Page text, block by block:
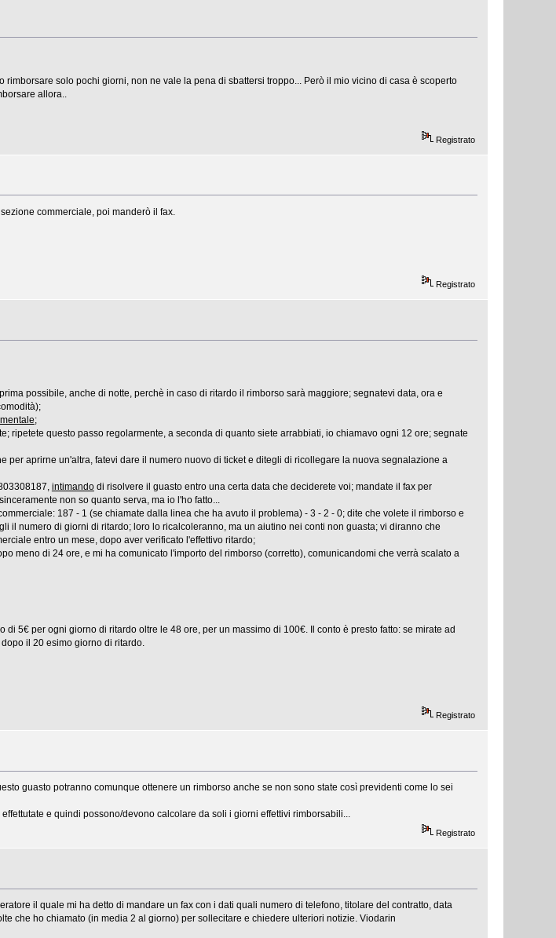
solo pochi giorni, non ne vale la pena di sbattersi troppo... Però il mio vicino di casa è scoperto
allora..
Registrato
commerciale, poi manderò il fax.
Registrato
possibile, anche di notte, perchè in caso di ritardo il rimborso sarà maggiore; segnatevi data, ora e
;
ripetete questo passo regolarmente, a seconda di quanto siete arrabbiati, io chiamavo ogni 12 ore; segnate
per aprirne un'altra, fatevi dare il numero nuovo di ticket e ditegli di ricollegare la nuova segnalazione a
intimandodi risolvere il guasto entro una certa data che deciderete voi; mandate il fax per
non so quanto serva, ma io l'ho fatto...
187 - 1 (se chiamate dalla linea che ha avuto il problema) - 3 - 2 - 0; dite che volete il rimborso e
il numero di giorni di ritardo; loro lo ricalcoleranno, ma un aiutino nei conti non guasta; vi diranno che
entro un mese, dopo aver verificato l'effettivo ritardo;
meno di 24 ore, e mi ha comunicato l'importo del rimborso (corretto), comunicandomi che verrà scalato a
di 5€ per ogni giorno di ritardo oltre le 48 ore, per un massimo di 100€. Il conto è presto fatto: se mirate ad
il 20 esimo giorno di ritardo.
Registrato
guasto potranno comunque ottenere un rimborso anche se non sono state così previdenti come lo sei
e quindi possono/devono calcolare da soli i giorni effettivi rimborsabili...
Registrato
il quale mi ha detto di mandare un fax con i dati quali numero di telefono, titolare del contratto, data
che ho chiamato (in media 2 al giorno) per sollecitare e chiedere ulteriori notizie. Viodarin